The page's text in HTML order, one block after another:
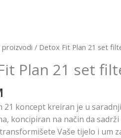
proizvodi / Detox Fit Plan 21 set
Plan 21 set
21 koncept kreiran je u
koncipiran na način da sadrži
Vaše tijelo i um